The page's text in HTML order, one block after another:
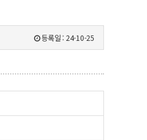
등록일 : 24-10-25